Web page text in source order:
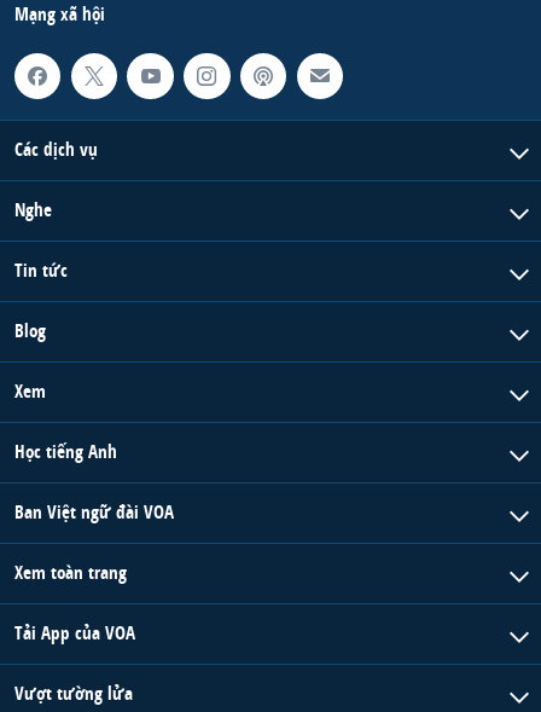
Mạng xã hội
Các dịch vụ
Nghe
Tin tức
Blog
Xem
Học tiếng Anh
Ban Việt ngữ đài VOA
Xem toàn trang
Tải App của VOA
Vượt tường lửa